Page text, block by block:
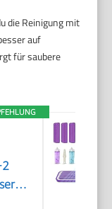
die Reinigung mit
auf
für saubere